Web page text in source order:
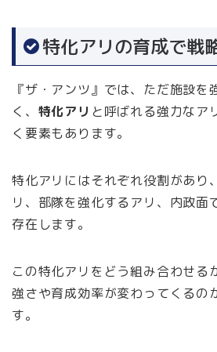
特化アリの育成で戦
『ザ・アンツ』では、ただ施設を
く、 特化アリ と呼ばれる強力なア
く要素もあります。
特化アリにはそれぞれ役割があり
リ、部隊を強化するアリ、内政面
存在します。
この特化アリをどう組み合わせる
強さや育成効率が変わってくるの
す。